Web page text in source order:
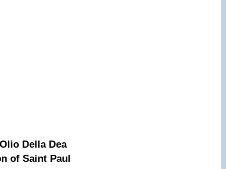
Della Dea
of Saint Paul